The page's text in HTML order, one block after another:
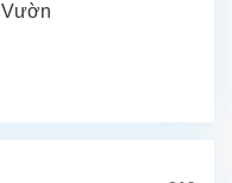
Vườn